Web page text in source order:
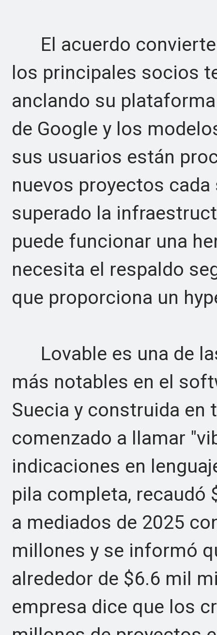
El acuerdo convierte
los principales socios
anclando su
de Google y los
sus usuarios están
nuevos proyectos
superado la
puede funcionar una
necesita el respaldo
que proporciona un
Lovable es una de
más notables en el
Suecia y construida en
comenzado a llamar
indicaciones en
pila completa, recaudó
a mediados de 2025
millones y se informó
alrededor de $6.6 mil
empresa dice que los